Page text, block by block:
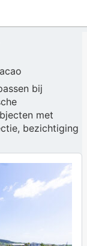
bij
met
bezichtiging